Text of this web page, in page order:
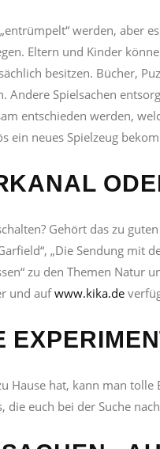
werden, aber
Eltern und Kinder
besitzen. Bücher,
Andere Spielsachen
entschieden werden,
ein neues Spielzeug
Gehört das zu
„Die Sendung mit
zu den Themen Natur
und aufwww.kika.de
Hause hat, kann man
die euch bei der Suche